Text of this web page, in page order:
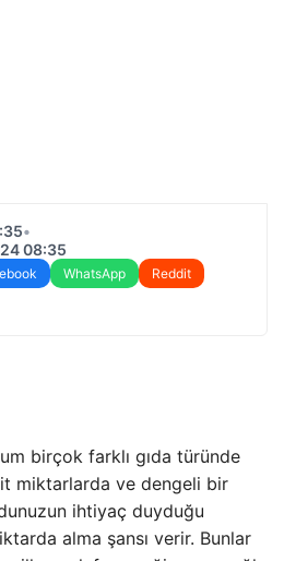
•
08:35
WhatsApp
Reddit
birçok farklı gıda türünde
miktarlarda ve dengeli bir
ihtiyaç duyduğu
alma şansı verir. Bunlar